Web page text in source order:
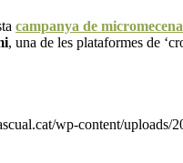
campanya de
, una de les plataformes de
wp-content/uploads/